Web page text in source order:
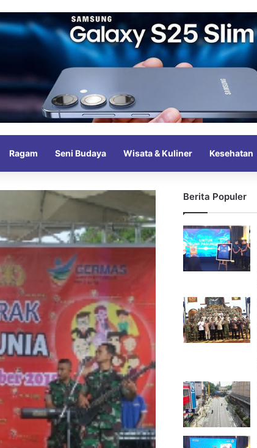
Ragam Seni Budaya Wisata & Kuliner Kesehatan
Berita Populer